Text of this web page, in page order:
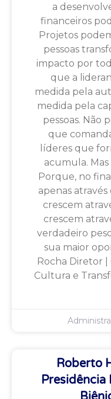
a
financeiros
Projetos
pessoas
impacto por
que a
medida pela
medida pela
pessoas. Não
que
líderes que
acumula.
Porque, no
apenas
crescem
crescem
verdadeiro
sua maior
Rocha Diretor |
Cultura e
Roberto
Presidência